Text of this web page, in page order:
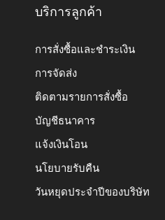
บริการลูกค้า
การสั่งซื้อและชำระเงิน
การจัดส่ง
ติดตามรายการสั่งซื้อ
บัญชีธนาคาร
แจ้งเงินโอน
นโยบายรับคืน
วันหยุดประจำปีของบริษัท